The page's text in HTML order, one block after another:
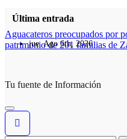
Última entrada
Aguacateros preocupados por
patrimonio de 201 familias de
jue. Ago 6th, 2026
Tu fuente de Información